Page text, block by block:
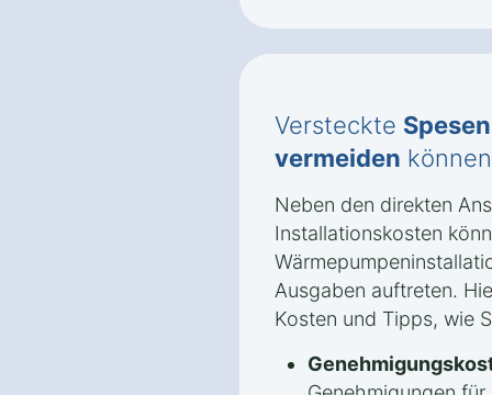
Versteckte Spesen
vermeiden können
Neben den direkten
Installationskosten
Ausgaben auftreten.
Kosten und Tipps, wie